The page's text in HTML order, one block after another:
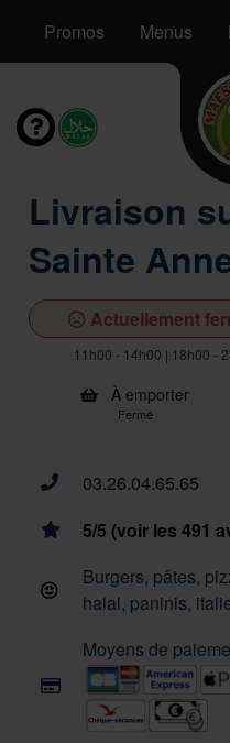
Promos Menus
Livraison
Sainte
Actuellement
11h00 - 14h00 | 18h00 -
À emporter
Fermé
03.26.04.65.65
5/5 (voir les 491
Burgers, pâtes,
halal, paninis,
Moyens de